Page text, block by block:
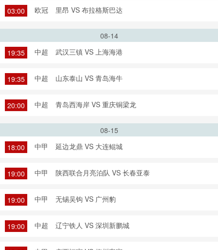
03:00 欧冠 里昂 VS 布拉格斯巴达
08-14
19:35
中超 武汉三镇 VS 上海海港
19:35 中超 山东泰山 VS 青岛海牛
20:00 中超 青岛西海岸 VS 重庆铜梁龙
08-15
18:00
中甲 延边龙鼎 VS 大连鲲城
19:00 中甲 陕西联合月亮泊队 VS 长春亚泰
19:00 中甲 无锡吴钩 VS 广州豹
19:00 中超 辽宁铁人 VS 深圳新鹏城